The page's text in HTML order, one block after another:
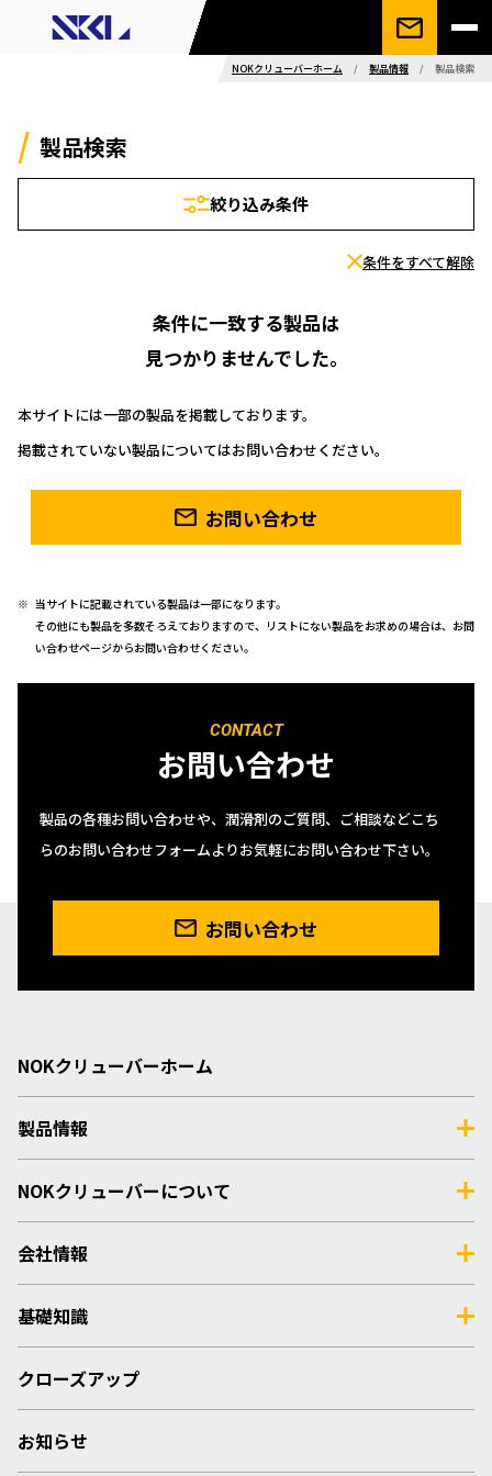
NOKクリューバーホーム / 製品情報 / 製品検索
製品検索
絞り込み条件
条件をすべて解除
条件に一致する製品は
見つかりませんでした。
本サイトには一部の製品を掲載しております。
掲載されていない製品についてはお問い合わせください。
お問い合わせ
当サイトに記載されている製品は一部になります。
その他にも製品を多数そろえておりますので、リストにない製品をお求めの場合は、お問
い合わせページからお問い合わせください。
CONTACT
お問い合わせ
製品の各種お問い合わせや、潤滑剤のご質問、ご相談などこち
らのお問い合わせフォームよりお気軽にお問い合わせ下さい。
お問い合わせ
NOKクリューバーホーム
製品情報
NOKクリューバーについて
会社情報
基礎知識
クローズアップ
お知らせ